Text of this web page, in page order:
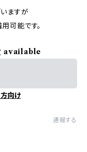
ますが
可能です。
available
向け
通報する